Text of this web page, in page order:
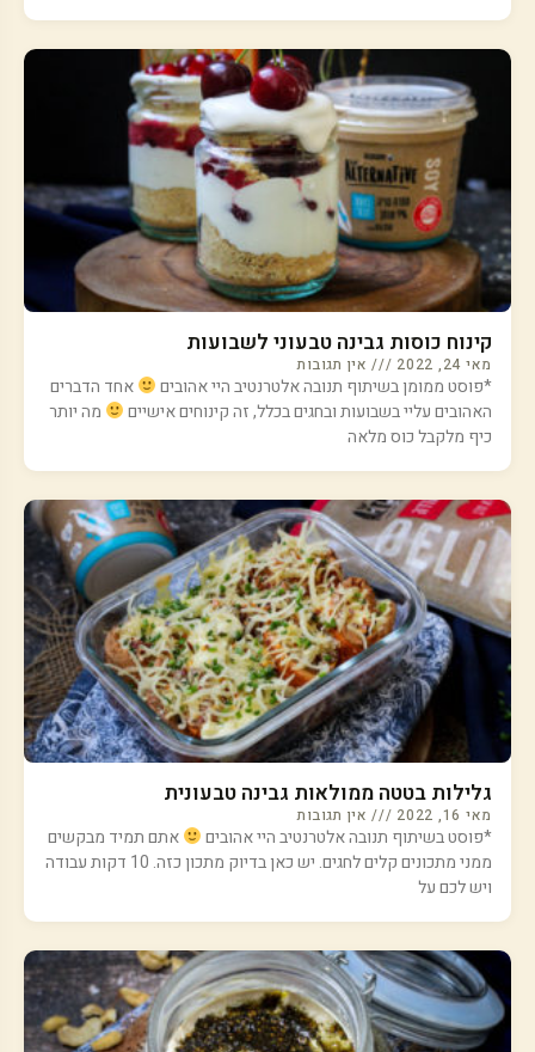
קינוח כוסות גבינה טבעוני לשבועות
מאי 24, 2022 אין תגובות
*פוסט ממומן בשיתוף תנובה אלטרנטיב היי אהובים
אחד הדברים
האהובים עליי בשבועות ובחגים בכלל, זה קינוחים אישיים
מה יותר
כיף מלקבל כוס מלאה
גלילות בטטה ממולאות גבינה טבעונית
מאי 16, 2022 אין תגובות
*פוסט בשיתוף תנובה אלטרנטיב היי אהובים
אתם תמיד מבקשים
ממני מתכונים קלים לחגים. יש כאן בדיוק מתכון כזה. 10 דקות עבודה
ויש לכם על